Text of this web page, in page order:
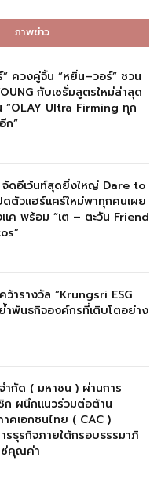
ภาพข่าว
” ควงคู่จิ้น “หยิ่น–วอร์” ชวน
กับเซรั่มสูตรใหม่ล่าสุด
“OLAY Ultra Firming ทุก
ก”
ดอีเว้นท์สุดยิ่งใหญ่ Dare to
ตัวแฮร์แคร์ใหม่พาทุกคนเผย
แค พร้อม “เต – ตะวัน Friend
ว้ารางวัล “Krungsri ESG
พันธกิจองค์กรที่เติบโตอย่าง
ำกัด ( มหาชน ) ผ่านการ
ก ผนึกแนวร่วมต่อต้าน
คเอกชนไทย ( CAC )
รธุรกิจภายใต้กรอบธรรมาภิ
ซ่คุณค่า